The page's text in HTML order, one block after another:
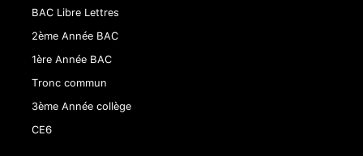
BAC Libre Lettres
2ème Année BAC
1ère Année BAC
Tronc commun
3ème Année collège
CE6